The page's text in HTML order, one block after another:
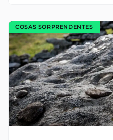
COSAS SORPRENDENTES